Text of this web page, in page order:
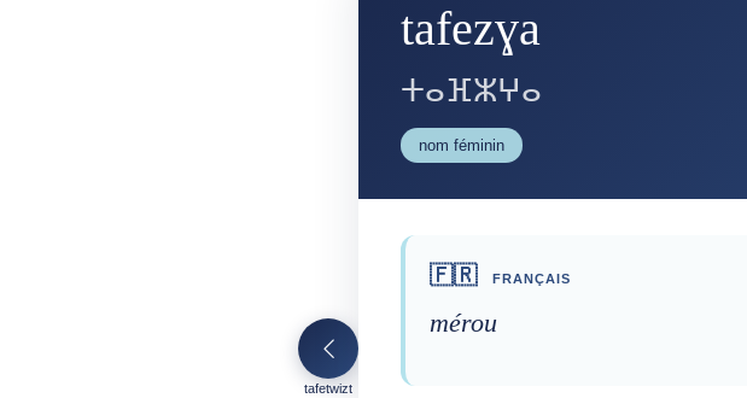
tafetwizt
tafezɣa
ⵜⴰⴼⵣⵖⴰ
nom féminin
🇫🇷 FRANÇAIS
mérou